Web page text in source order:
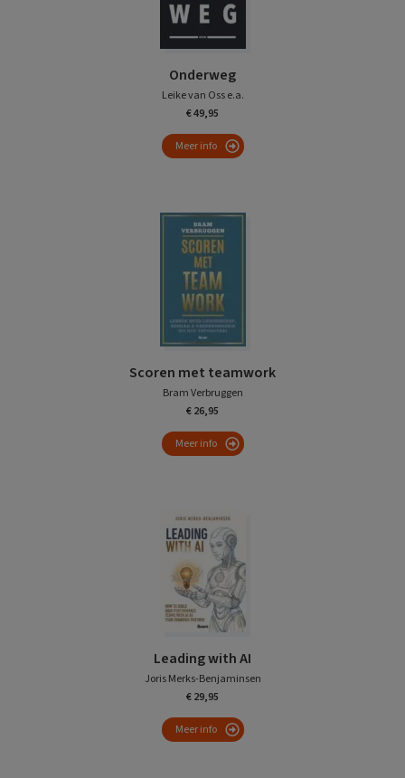
Onderweg
Leike van Oss e.a.
€ 49,95
Meer info
Scoren met teamwork
Bram Verbruggen
€ 26,95
Meer info
Leading with AI
Joris Merks-Benjaminsen
€ 29,95
Meer info